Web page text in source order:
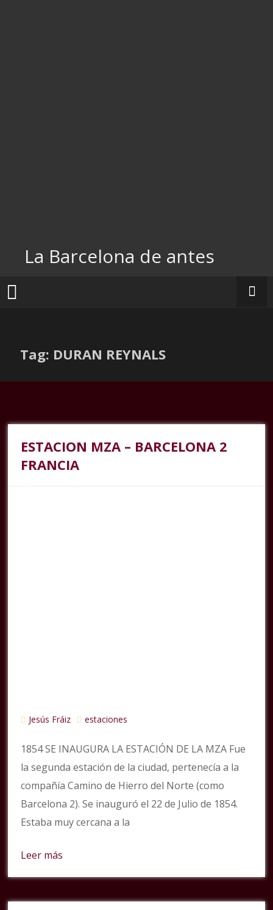
La Barcelona de antes
Tag: DURAN REYNALS
ESTACION MZA – BARCELONA 2
FRANCIA
Jesús Fráiz estaciones
1854 SE INAUGURA LA ESTACIÓN DE LA MZA Fue
la segunda estación de la ciudad, pertenecía a la
compañía Camino de Hierro del Norte (como
Barcelona 2). Se inauguró el 22 de Julio de 1854.
Estaba muy cercana a la
Leer más